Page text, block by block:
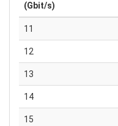
(Gbit/s)
11
12
13
14
15